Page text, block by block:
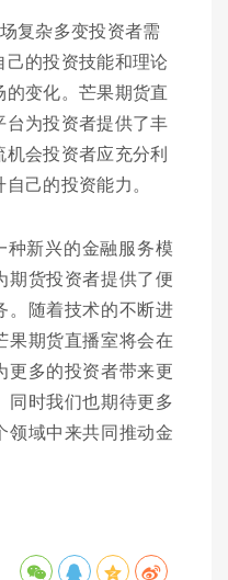
复杂多变投资者需
的投资技能和理论
变化。芒果期货直
为投资者提供了丰
会投资者应充分利
己的投资能力。
新兴的金融服务模
期货投资者提供了便
。随着技术的不断进
果期货直播室将会在
更多的投资者带来更
同时我们也期待更多
领域中来共同推动金